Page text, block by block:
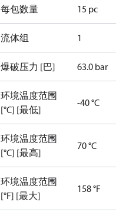
每包数量 15 pc
流体组 1
爆破压力 [巴] 63.0 bar
环境温度范围
[°C] [最低]
-40 °C
环境温度范围
[°C] [最高]
70 °C
环境温度范围
[°F] [最大]
158 °F